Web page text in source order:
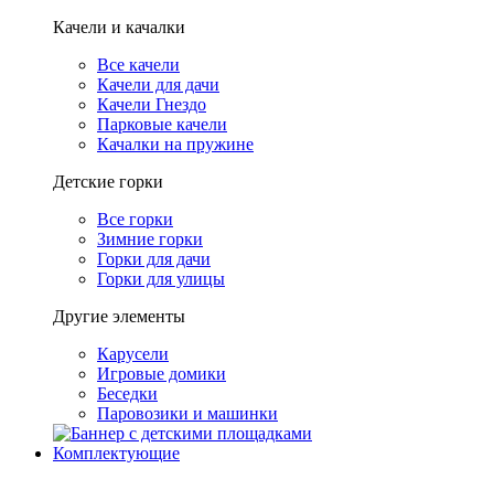
Качели и качалки
Все качели
Качели для дачи
Качели Гнездо
Парковые качели
Качалки на пружине
Детские горки
Все горки
Зимние горки
Горки для дачи
Горки для улицы
Другие элементы
Карусели
Игровые домики
Беседки
Паровозики и машинки
Комплектующие